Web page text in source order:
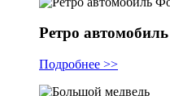
Ретро
Подробнее >>